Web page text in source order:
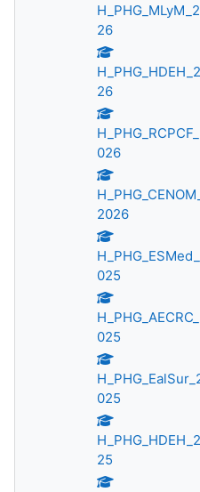
26
26
026
H_PHG_CENOM_
2026
025
025
025
25